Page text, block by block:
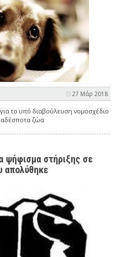
27 Μάρ 2018
το υπό διαβούλευση νομοσχέδιο
ζώα
ψήφισμα στήριξης σε
απολύθηκε